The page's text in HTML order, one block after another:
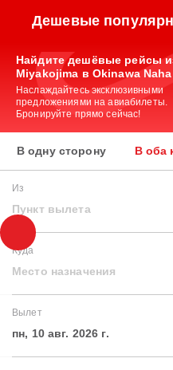
Дешевые
Найдите дешёвые рейсы
Miyakojima в Okinawa Naha
Наслаждайтесь эксклюзивными
предложениями на авиабилеты.
Бронируйте прямо сейчас!
В одну сторону В оба
Из
Пункт вылета
Куда
Место назначения
Вылет
пн, 10 авг. 2026 г.